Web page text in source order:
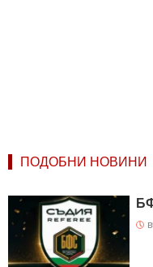
ПОДОБНИ НОВИНИ